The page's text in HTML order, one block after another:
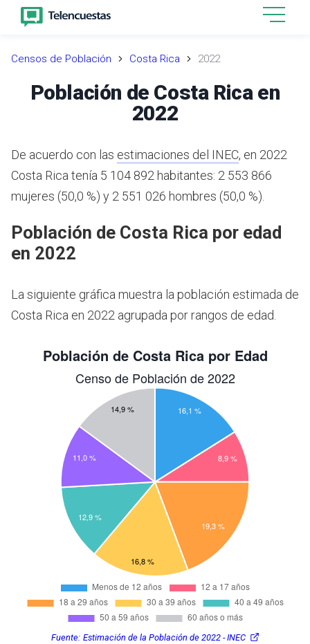
Censos de Población Costa Rica 2022
Población de Costa Rica en
2022
De acuerdo con las estimaciones del INEC, en 2022
Costa Rica tenía 5 104 892 habitantes: 2 553 866
mujeres (50,0 %) y 2 551 026 hombres (50,0 %).
Población de Costa Rica por edad
en 2022
La siguiente gráfica muestra la población estimada de
Costa Rica en 2022 agrupada por rangos de edad.
Fuente: Estimación de la Población de 2022 - INEC